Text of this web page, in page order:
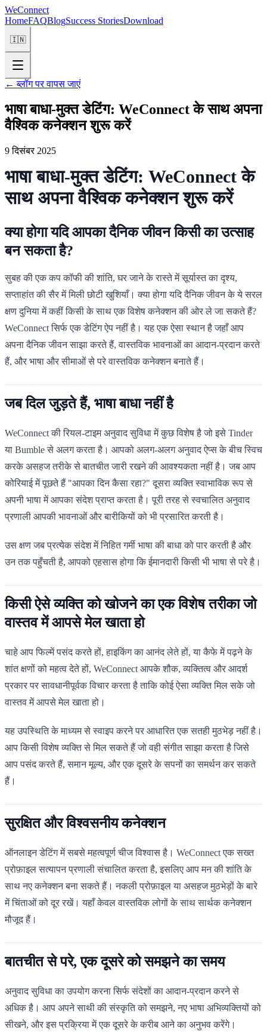
WeConnect
HomeFAQBlogSuccess StoriesDownload
🇮🇳
←ब्लॉग पर वापस जाएं
भाषा बाधा-मुक्त डेटिंग: WeConnect के साथ अपना
वैश्विक कनेक्शन शुरू करें
9 दिसंबर 2025
भाषा बाधा-मुक्त डेटिंग: WeConnect के
साथ अपना वैश्विक कनेक्शन शुरू करें
क्या होगा यदि आपका दैनिक जीवन किसी का उत्साह
बन सकता है?
सुबह की एक कप कॉफी की शांति, घर जाने के रास्ते में सूर्यास्त का दृश्य,
सप्ताहांत की सैर में मिली छोटी खुशियाँ। क्या होगा यदि दैनिक जीवन के ये सरल
क्षण दुनिया में कहीं किसी के साथ एक विशेष कनेक्शन की ओर ले जा सकते हैं?
WeConnect सिर्फ एक डेटिंग ऐप नहीं है। यह एक ऐसा स्थान है जहाँ आप
अपना दैनिक जीवन साझा करते हैं, वास्तविक भावनाओं का आदान-प्रदान करते
हैं, और भाषा और सीमाओं से परे वास्तविक कनेक्शन बनाते हैं।
जब दिल जुड़ते हैं, भाषा बाधा नहीं है
WeConnect की रियल-टाइम अनुवाद सुविधा में कुछ विशेष है जो इसे Tinder
या Bumble से अलग करता है। आपको अलग-अलग अनुवाद ऐप्स के बीच स्विच
करके असहज तरीके से बातचीत जारी रखने की आवश्यकता नहीं है। जब आप
कोरियाई में पूछते हैं "आपका दिन कैसा रहा?" दूसरा व्यक्ति स्वाभाविक रूप से
अपनी भाषा में आपका संदेश प्राप्त करता है। पूरी तरह से स्वचालित अनुवाद
प्रणाली आपकी भावनाओं और बारीकियों को भी प्रसारित करती है।
उस क्षण जब प्रत्येक संदेश में निहित गर्मी भाषा की बाधा को पार करती है और
उन तक पहुँचती है, आपको एहसास होगा कि ईमानदारी किसी भी भाषा से परे है।
किसी ऐसे व्यक्ति को खोजने का एक विशेष तरीका जो
वास्तव में आपसे मेल खाता हो
चाहे आप फिल्में पसंद करते हों, हाइकिंग का आनंद लेते हों, या कैफे में पढ़ने के
शांत क्षणों को महत्व देते हों, WeConnect आपके शौक, व्यक्तित्व और आदर्श
प्रकार पर सावधानीपूर्वक विचार करता है ताकि कोई ऐसा व्यक्ति मिल सके जो
वास्तव में आपसे मेल खाता हो।
यह उपस्थिति के माध्यम से स्वाइप करने पर आधारित एक सतही मुठभेड़ नहीं है।
आप किसी विशेष व्यक्ति से मिल सकते हैं जो वही संगीत साझा करता है जिसे
आप पसंद करते हैं, समान मूल्य, और एक दूसरे के सपनों का समर्थन कर सकते
हैं।
सुरक्षित और विश्वसनीय कनेक्शन
ऑनलाइन डेटिंग में सबसे महत्वपूर्ण चीज विश्वास है। WeConnect एक सख्त
प्रोफ़ाइल सत्यापन प्रणाली संचालित करता है, इसलिए आप मन की शांति के
साथ नए कनेक्शन बना सकते हैं। नकली प्रोफ़ाइल या असहज मुठभेड़ों के बारे
में चिंताओं को दूर रखें। यहाँ केवल वास्तविक लोगों के साथ सार्थक कनेक्शन
मौजूद हैं।
बातचीत से परे, एक दूसरे को समझने का समय
अनुवाद सुविधा का उपयोग करना सिर्फ संदेशों का आदान-प्रदान करने से
अधिक है। आप अपने साथी की संस्कृति को समझने, नए भाषा अभिव्यक्तियों को
सीखने, और इस प्रक्रिया में एक दूसरे के करीब आने का अनुभव करेंगे।